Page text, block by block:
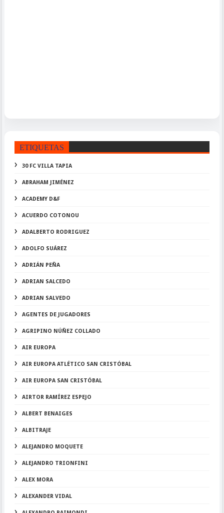
ETIQUETAS
30 FC VILLA TAPIA
ABRAHAM JIMÉNEZ
ACADEMY D&F
ACUERDO COTONOU
ADALBERTO RODRIGUEZ
ADOLFO SUÁREZ
ADRIÁN PEÑA
ADRIAN SALCEDO
ADRIAN SALVEDO
AGENTES DE JUGADORES
AGRIPINO NÚÑEZ COLLADO
AIR EUROPA
AIR EUROPA ATLÉTICO SAN CRISTÓBAL
AIR EUROPA SAN CRISTÓBAL
AIRTOR RAMÍREZ ESPEJO
ALBERT BENAIGES
ALBITRAJE
ALEJANDRO MOQUETE
ALEJANDRO TRIONFINI
ALEX MORA
ALEXANDER VIDAL